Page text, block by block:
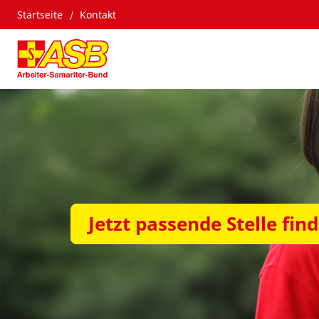
Startseite Kontakt
Jetzt passende Stelle